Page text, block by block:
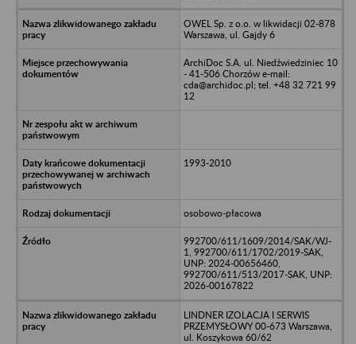
OWEL Sp. z o.o. w likwidacji 02-878
Warszawa, ul. Gajdy 6
ArchiDoc S.A. ul. Niedźwiedziniec 10
- 41-506 Chorzów e-mail:
cda@archidoc.pl; tel. +48 32 721 99
12
1993-2010
osobowo-płacowa
992700/611/1609/2014/SAK/WJ-
1, 992700/611/1702/2019-SAK,
UNP: 2024-00656460,
992700/611/513/2017-SAK, UNP:
2026-00167822
LINDNER IZOLACJA I SERWIS
PRZEMYSŁOWY 00-673 Warszawa,
ul. Koszykowa 60/62